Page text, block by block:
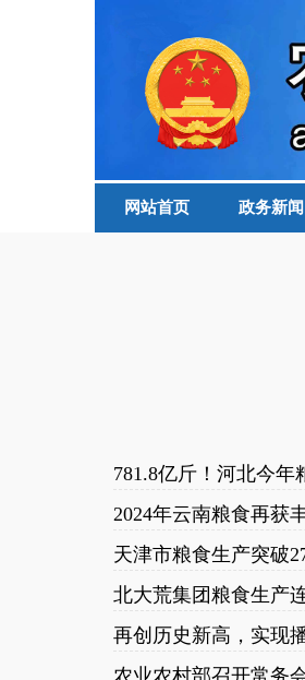
网站首页 政务新闻
781.8亿斤！河北今
2024年云南粮食再获
天津市粮食生产突破
北大荒集团粮食生产
再创历史新高，实现